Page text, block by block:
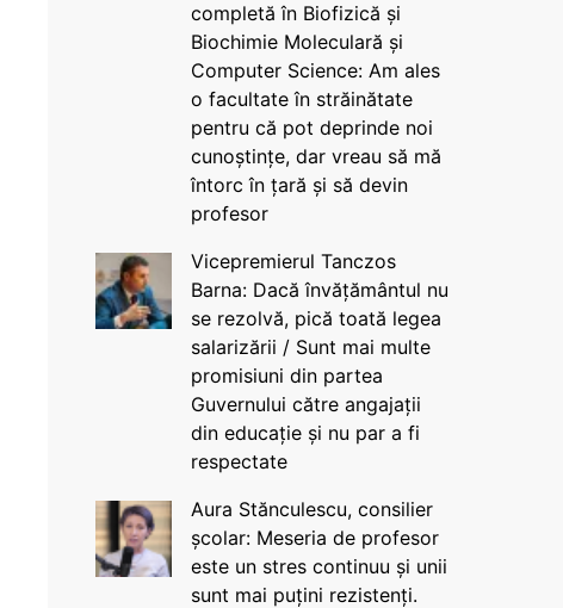
completă în Biofizică și
Biochimie Moleculară și
Computer Science: Am ales
o facultate în străinătate
pentru că pot deprinde noi
cunoștințe, dar vreau să mă
întorc în țară și să devin
profesor
Vicepremierul Tanczos
Barna: Dacă învățământul nu
se rezolvă, pică toată legea
salarizării / Sunt mai multe
promisiuni din partea
Guvernului către angajații
din educație și nu par a fi
respectate
Aura Stănculescu, consilier
școlar: Meseria de profesor
este un stres continuu și unii
sunt mai puțini rezistenți.